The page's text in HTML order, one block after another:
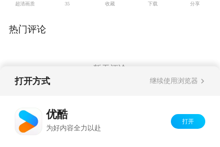
线，军民同心浴血奋战，水乳交融，生死与共，
超清画质 35 收藏 下载 分享
热门评论
暂无评论
打开方式 继续使用浏览器
优酷
为好内容全力以赴
打开